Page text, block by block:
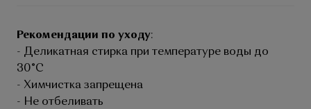
Рекомендации по уходу:
- Деликатная стирка при температуре воды до
30°C
- Химчистка запрещена
- Не отбеливать